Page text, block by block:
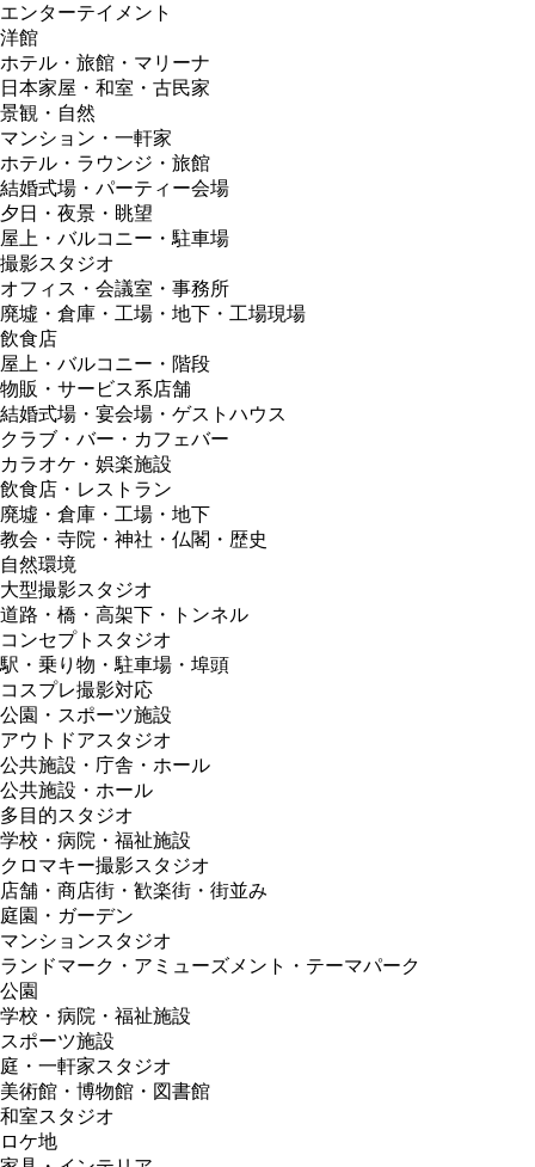
エンターテイメント
洋館
ホテル・旅館・マリーナ
日本家屋・和室・古民家
景観・自然
マンション・一軒家
ホテル・ラウンジ・旅館
結婚式場・パーティー会場
夕日・夜景・眺望
屋上・バルコニー・駐車場
撮影スタジオ
オフィス・会議室・事務所
廃墟・倉庫・工場・地下・工場現場
飲食店
屋上・バルコニー・階段
物販・サービス系店舗
結婚式場・宴会場・ゲストハウス
クラブ・バー・カフェバー
カラオケ・娯楽施設
飲食店・レストラン
廃墟・倉庫・工場・地下
教会・寺院・神社・仏閣・歴史
自然環境
大型撮影スタジオ
道路・橋・高架下・トンネル
コンセプトスタジオ
駅・乗り物・駐車場・埠頭
コスプレ撮影対応
公園・スポーツ施設
アウトドアスタジオ
公共施設・庁舎・ホール
公共施設・ホール
多目的スタジオ
学校・病院・福祉施設
クロマキー撮影スタジオ
店舗・商店街・歓楽街・街並み
庭園・ガーデン
マンションスタジオ
ランドマーク・アミューズメント・テーマパーク
公園
学校・病院・福祉施設
スポーツ施設
庭・一軒家スタジオ
美術館・博物館・図書館
和室スタジオ
ロケ地